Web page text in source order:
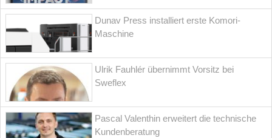
Dunav Press installiert erste Komori-
Maschine
Ulrik Fauhlér übernimmt Vorsitz bei
Sweflex
Pascal Valenthin erweitert die technische
Kundenberatung